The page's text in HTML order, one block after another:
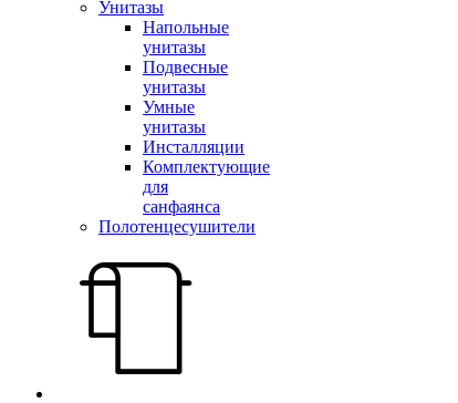
Унитазы
Напольные
унитазы
Подвесные
унитазы
Умные
унитазы
Инсталляции
Комплектующие
для
санфаянса
Полотенцесушители